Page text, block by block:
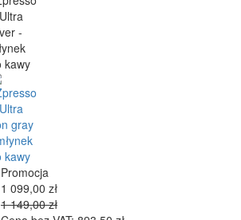
Promocja
1 099,00 zł
1 149,00 zł